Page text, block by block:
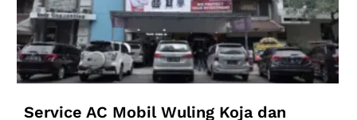
Service AC Mobil Wuling Koja dan